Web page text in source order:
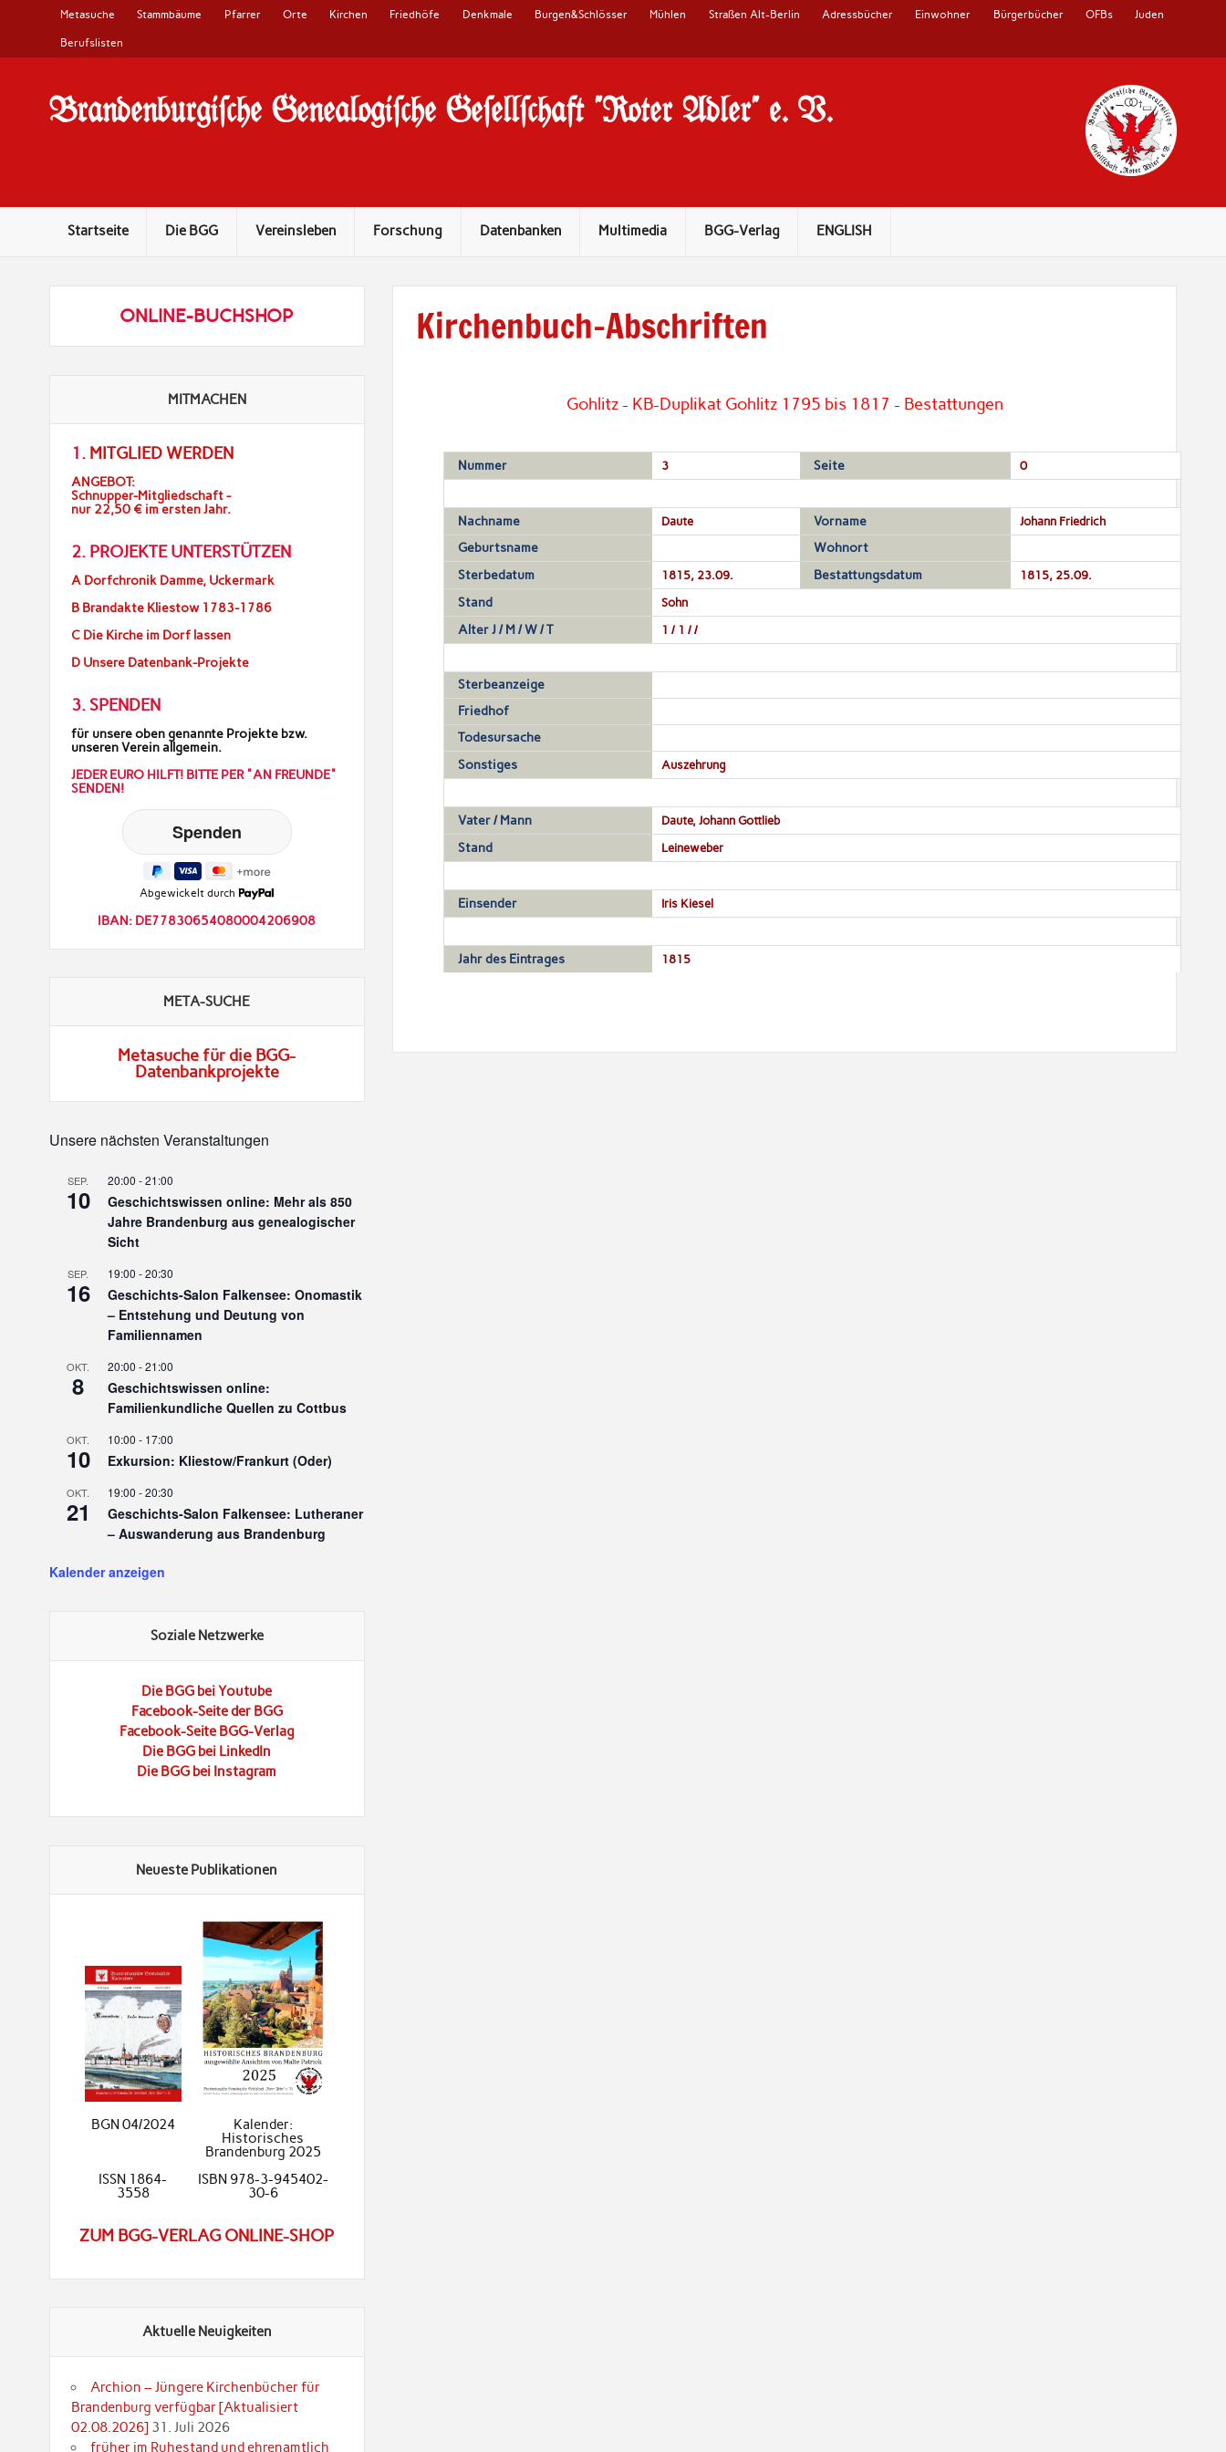
Metasuche Stammbäume Pfarrer Orte Kirchen Friedhöfe Denkmale Burgen&Schlösser Mühlen Straßen Alt-Berlin Adressbücher Einwohner Bürgerbücher OFBs Juden
Berufslisten
Brandenburgi#che Genealogi#che Ge#ell#chaft "Roter Adler" e. V.
Startseite Die BGG Vereinsleben Forschung Datenbanken Multimedia BGG-Verlag ENGLISH
Kirchenbuch-Abschriften
Gohlitz - KB-Duplikat Gohlitz 1795 bis 1817 - Bestattungen
Nummer 3 Seite 0
Nachname Daute Vorname Johann Friedrich
Geburtsname
Wohnort
Sterbedatum
1815, 23.09. Bestattungsdatum 1815, 25.09.
Stand Sohn
Alter J / M / W / T 1 / 1 / /
Sterbeanzeige
Friedhof
Todesursache
Sonstiges
Auszehrung
Vater / Mann Daute, Johann Gottlieb
Stand Leineweber
Einsender Iris Kiesel
Jahr des Eintrages 1815
ONLINE-BUCHSHOP
MITMACHEN
1. MITGLIED WERDEN
ANGEBOT:
Schnupper-Mitgliedschaft -
nur 22,50 € im ersten Jahr.
2. PROJEKTE UNTERSTÜTZEN
A Dorfchronik Damme, Uckermark
B Brandakte Kliestow 1783-1786
C Die Kirche im Dorf lassen
D Unsere Datenbank-Projekte
3. SPENDEN
für unsere oben genannte Projekte bzw.
unseren Verein allgemein.
JEDER EURO HILFT! BITTE PER "AN FREUNDE"
SENDEN!
Abgewickelt durch
IBAN: DE77830654080004206908
META-SUCHE
Metasuche für die BGG-
Datenbankprojekte
Unsere nächsten Veranstaltungen
SEP.
10
20:00 -21:00
Geschichtswissen online: Mehr als 850
Jahre Brandenburg aus genealogischer
Sicht
SEP.
16
19:00 -20:30
Geschichts-Salon Falkensee: Onomastik
– Entstehung und Deutung von
Familiennamen
OKT.
8
20:00 -21:00
Geschichtswissen online:
Familienkundliche Quellen zu Cottbus
OKT.
10
10:00 - 17:00
Exkursion: Kliestow/Frankurt (Oder)
OKT.
21
19:00 -20:30
Geschichts-Salon Falkensee: Lutheraner
– Auswanderung aus Brandenburg
Kalender anzeigen
Soziale Netzwerke
Die BGG bei Youtube
Facebook-Seite der BGG
Facebook-Seite BGG-Verlag
Die BGG bei LinkedIn
Die BGG bei Instagram
Neueste Publikationen
BGN 04/2024
Kalender:
Historisches
Brandenburg 2025
ISSN 1864-
3558
ISBN 978-3-945402-
30-6
ZUM BGG-VERLAG ONLINE-SHOP
Aktuelle Neuigkeiten
Archion – Jüngere Kirchenbücher für
Brandenburg verfügbar [Aktualisiert
02.08.2026] 31. Juli 2026
früher im Ruhestand und ehrenamtlich